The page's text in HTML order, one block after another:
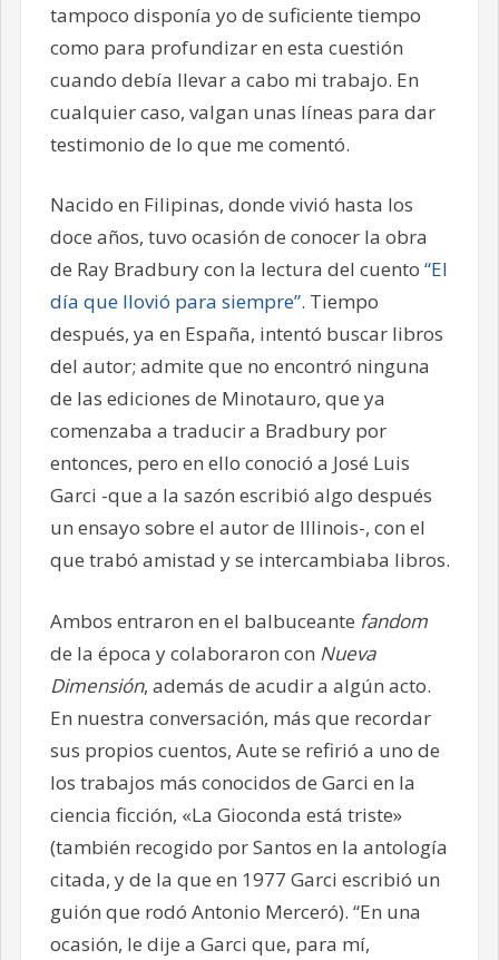
tampoco disponía yo de suficiente tiempo
como para profundizar en esta cuestión
cuando debía llevar a cabo mi trabajo. En
cualquier caso, valgan unas líneas para dar
testimonio de lo que me comentó.
Nacido en Filipinas, donde vivió hasta los
doce años, tuvo ocasión de conocer la obra
de Ray Bradbury con la lectura del cuento “El
día que llovió para siempre”. Tiempo
después, ya en España, intentó buscar libros
del autor; admite que no encontró ninguna
de las ediciones de Minotauro, que ya
comenzaba a traducir a Bradbury por
entonces, pero en ello conoció a José Luis
Garci -que a la sazón escribió algo después
un ensayo sobre el autor de Illinois-, con el
que trabó amistad y se intercambiaba libros.
Ambos entraron en el balbuceante fandom
de la época y colaboraron con Nueva
Dimensión, además de acudir a algún acto.
En nuestra conversación, más que recordar
sus propios cuentos, Aute se refirió a uno de
los trabajos más conocidos de Garci en la
ciencia ficción, «La Gioconda está triste»
(también recogido por Santos en la antología
citada, y de la que en 1977 Garci escribió un
guión que rodó Antonio Merceró). “En una
ocasión, le dije a Garci que, para mí,